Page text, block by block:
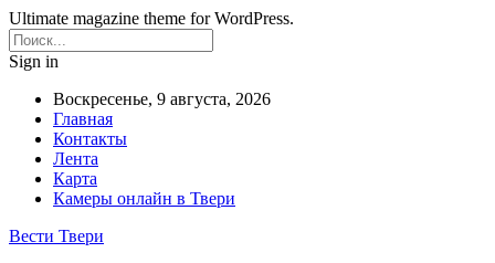
Ultimate magazine theme for WordPress.
Sign in
Воскресенье, 9 августа, 2026
Главная
Контакты
Лента
Карта
Камеры онлайн в Твери
Вести Твери